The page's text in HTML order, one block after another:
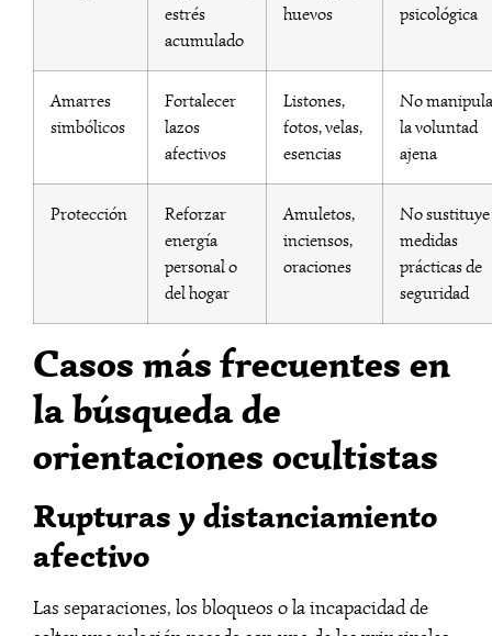
estrés
acumulado
huevos
psicológica
Amarres
simbólicos
Fortalecer
lazos
afectivos
Listones,
fotos, velas,
esencias
No manipula
la voluntad
ajena
Protección
Reforzar
energía
personal o
del hogar
Amuletos,
inciensos,
oraciones
No sustituye
medidas
prácticas de
seguridad
Casos más frecuentes en
la búsqueda de
orientaciones ocultistas
Rupturas y distanciamiento
afectivo
Las separaciones, los bloqueos o la incapacidad de